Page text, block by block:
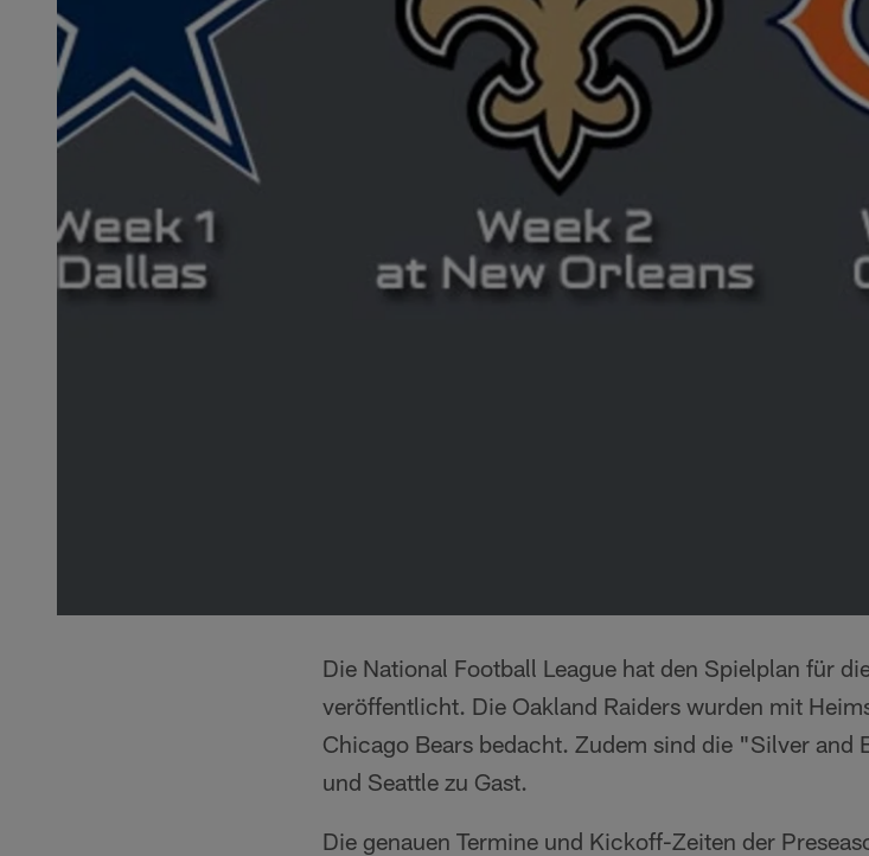
Die National Football League hat den Spielplan für
veröffentlicht. Die Oakland Raiders wurden mit
Chicago Bears bedacht. Zudem sind die "Silver and
und Seattle zu Gast.
Die genauen Termine und Kickoff-Zeiten der